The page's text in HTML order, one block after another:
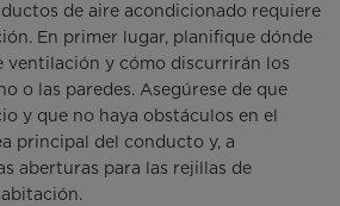
de aire acondicionado requiere
En primer lugar, planifique dónde
ventilación y cómo discurrirán los
o las paredes. Asegúrese de que
y que no haya obstáculos en el
principal del conducto y, a
aberturas para las rejillas de